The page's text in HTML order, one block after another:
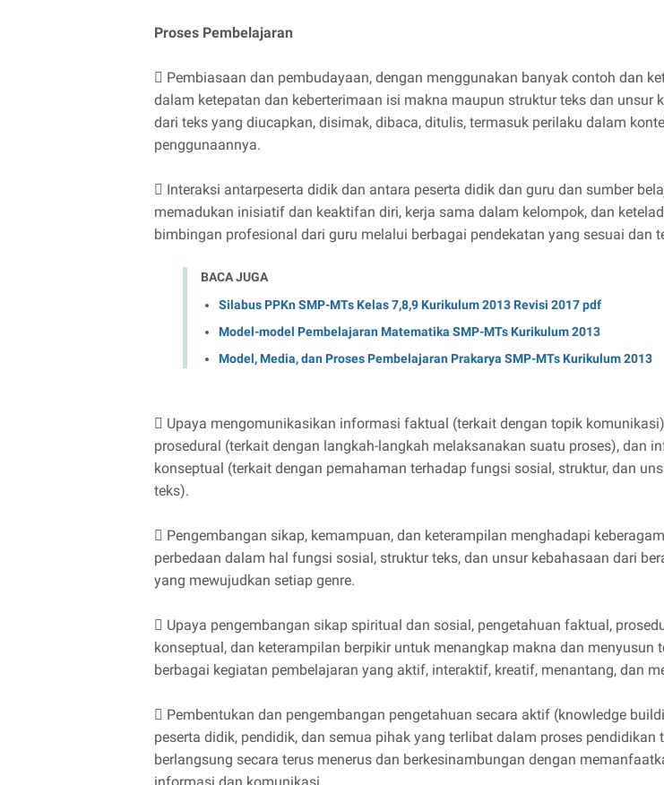
Proses Pembelajaran
 Pembiasaan dan pembudayaan, dengan menggunakan banyak contoh dan
dalam ketepatan dan keberterimaan isi makna maupun struktur teks dan unsur
dari teks yang diucapkan, disimak, dibaca, ditulis, termasuk perilaku dalam
penggunaannya.
 Interaksi antarpeserta didik dan antara peserta didik dan guru dan sumber
memadukan inisiatif dan keaktifan diri, kerja sama dalam kelompok, dan
bimbingan profesional dari guru melalui berbagai pendekatan yang sesuai dan
BACA JUGA
Silabus PPKn SMP-MTs Kelas 7,8,9 Kurikulum 2013 Revisi 2017 pdf
Model-model Pembelajaran Matematika SMP-MTs Kurikulum 2013
Model, Media, dan Proses Pembelajaran Prakarya SMP-MTs Kurikulum 2013
 Upaya mengomunikasikan informasi faktual (terkait dengan topik
prosedural (terkait dengan langkah-langkah melaksanakan suatu proses), dan
konseptual (terkait dengan pemahaman terhadap fungsi sosial, struktur, dan
teks).
 Pengembangan sikap, kemampuan, dan keterampilan menghadapi
perbedaan dalam hal fungsi sosial, struktur teks, dan unsur kebahasaan dari
yang mewujudkan setiap genre.
 Upaya pengembangan sikap spiritual dan sosial, pengetahuan faktual,
konseptual, dan keterampilan berpikir untuk menangkap makna dan menyusun
berbagai kegiatan pembelajaran yang aktif, interaktif, kreatif, menantang, dan
 Pembentukan dan pengembangan pengetahuan secara aktif (knowledge
peserta didik, pendidik, dan semua pihak yang terlibat dalam proses pendidikan
berlangsung secara terus menerus dan berkesinambungan dengan